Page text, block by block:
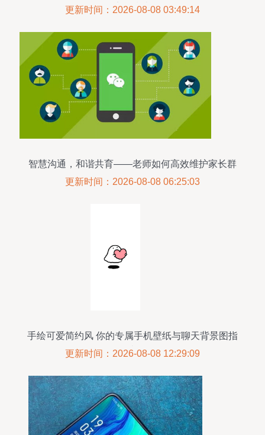
实战指南
更新时间：2026-08-08 03:49:14
智慧沟通，和谐共育——老师如何高效维护家长群
更新时间：2026-08-08 06:25:03
手绘可爱简约风 你的专属手机壁纸与聊天背景图指
南
更新时间：2026-08-08 12:29:09